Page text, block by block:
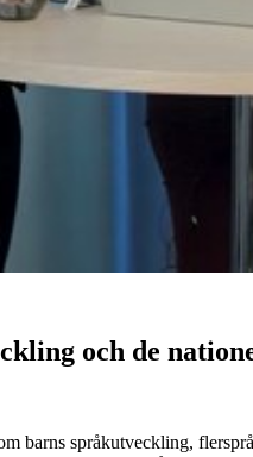
och de
barns språkutveckling,